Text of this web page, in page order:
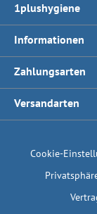
1plushygiene
Informationen
Zahlungsarten
Versandarten
Cookie-